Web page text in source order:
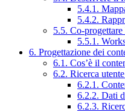
5.4.1.
5.4.2.
5.5. Co-
5.5.1.
6. Progettazione dei
6.1. Cos’è il
6.2. Ricerca
6.2.1.
6.2.2. Dati
6.2.3.